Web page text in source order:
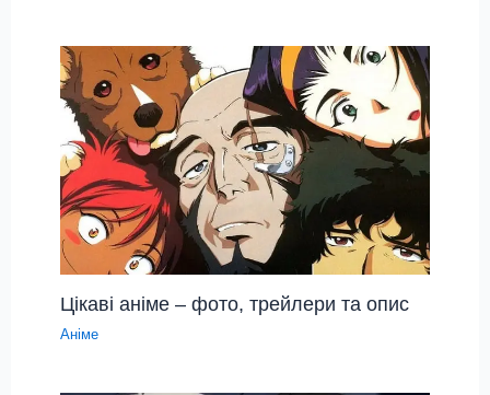
Цікаві аніме – фото, трейлери та опис
Аніме